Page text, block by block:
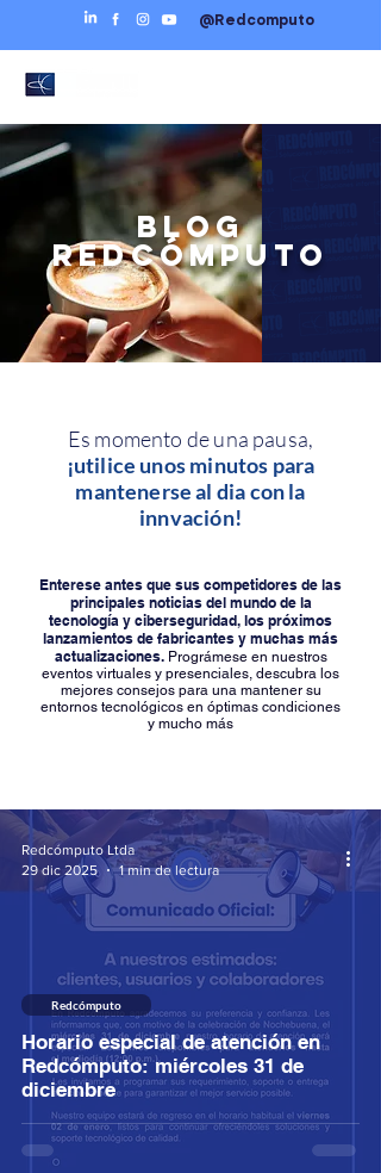
@Redcomputo
BLOG
REDCÓMPUTO
Es momento de una pausa,
¡utilice unos minutos para
mantenerse al dia con la
innvación!
Enterese antes que sus competidores de las
principales noticias del mundo de la
tecnología y ciberseguridad, los próximos
lanzamientos de fabricantes y muchas más
actualizaciones. Prográmese en nuestros
eventos virtuales y presenciales, descubra los
mejores consejos para una mantener su
entornos tecnológicos en óptimas condiciones
y mucho más
Horario especial de atención en
Redcómputo: miércoles 31 de
diciembre
Redcómputo
Redcómputo Ltda
29 dic 2025
1 min de lectura